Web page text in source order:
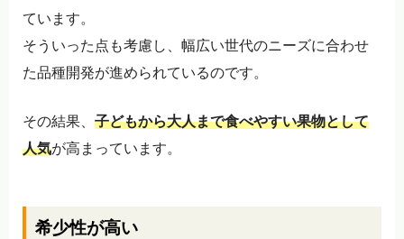
ています。
そういった点も考慮し、幅広い世代のニーズに合わせ
た品種開発が進められているのです。
その結果、 子どもから大人まで食べやすい果物として
人気が高まっています。
希少性が高い